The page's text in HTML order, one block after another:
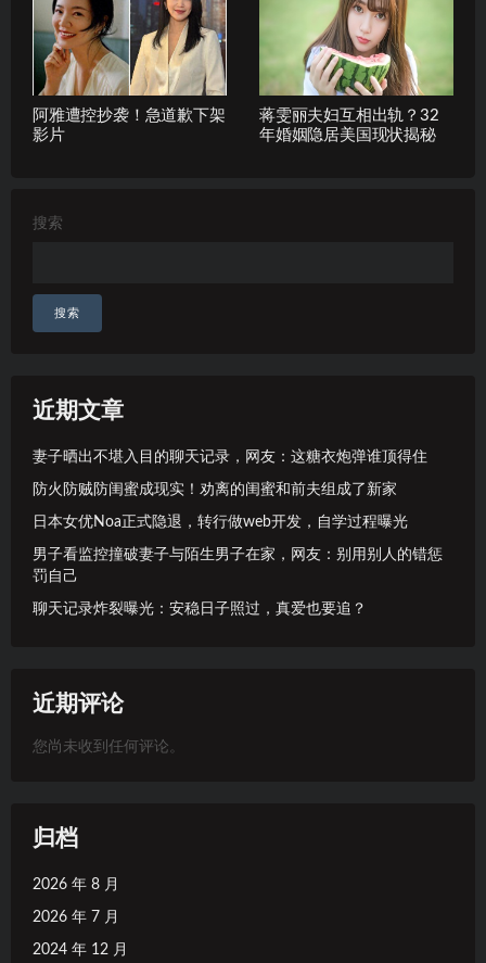
阿雅遭控抄袭！急道歉下架
影片
蒋雯丽夫妇互相出轨？32
年婚姻隐居美国现状揭秘
搜索
搜索
近期文章
妻子晒出不堪入目的聊天记录，网友：这糖衣炮弹谁顶得住
防火防贼防闺蜜成现实！劝离的闺蜜和前夫组成了新家
日本女优Noa正式隐退，转行做web开发，自学过程曝光
男子看监控撞破妻子与陌生男子在家，网友：别用别人的错惩
罚自己
聊天记录炸裂曝光：安稳日子照过，真爱也要追？
近期评论
您尚未收到任何评论。
归档
2026 年 8 月
2026 年 7 月
2024 年 12 月